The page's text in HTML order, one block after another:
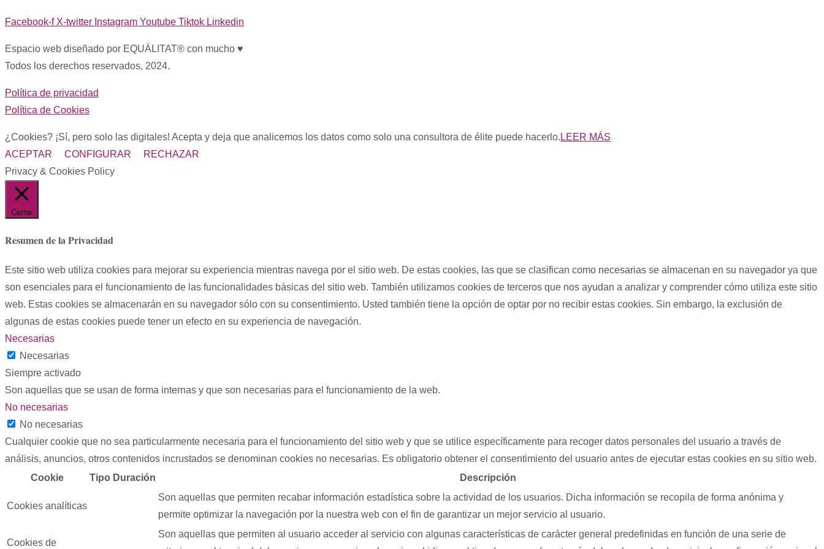
Facebook-f X-twitter Instagram Youtube Tiktok Linkedin
Espacio web diseñado por EQUÀLITAT® con mucho ♥︎
Todos los derechos reservados, 2024.
Política de privacidad
Política de Cookies
¿Cookies? ¡Sí, pero solo las digitales! Acepta y deja que analicemos los datos como solo una consultora de élite puede hacerlo. LEER MÁS
ACEPTAR
CONFIGURAR
RECHAZAR
Privacy & Cookies Policy
Cerrar
Resumen de la Privacidad
Este sitio web utiliza cookies para mejorar su experiencia mientras navega por el sitio web. De estas cookies, las que se clasifican como necesarias se almacenan en su navegador ya que
son esenciales para el funcionamiento de las funcionalidades básicas del sitio web. También utilizamos cookies de terceros que nos ayudan a analizar y comprender cómo utiliza este sitio
web. Estas cookies se almacenarán en su navegador sólo con su consentimiento. Usted también tiene la opción de optar por no recibir estas cookies. Sin embargo, la exclusión de
algunas de estas cookies puede tener un efecto en su experiencia de navegación.
Necesarias
Necesarias
Siempre activado
Son aquellas que se usan de forma internas y que son necesarias para el funcionamiento de la web.
No necesarias
No necesarias
Cualquier cookie que no sea particularmente necesaria para el funcionamiento del sitio web y que se utilice específicamente para recoger datos personales del usuario a través de
análisis, anuncios, otros contenidos incrustados se denominan cookies no necesarias. Es obligatorio obtener el consentimiento del usuario antes de ejecutar estas cookies en su sitio web.
Cookie
Tipo Duración Descripción
Cookies analíticas
Son aquellas que permiten recabar información estadística sobre la actividad de los usuarios. Dicha información se recopila de forma anónima y
permite optimizar la navegación por la nuestra web con el fin de garantizar un mejor servicio al usuario.
Cookies de
Son aquellas que permiten al usuario acceder al servicio con algunas características de carácter general predefinidas en función de una serie de